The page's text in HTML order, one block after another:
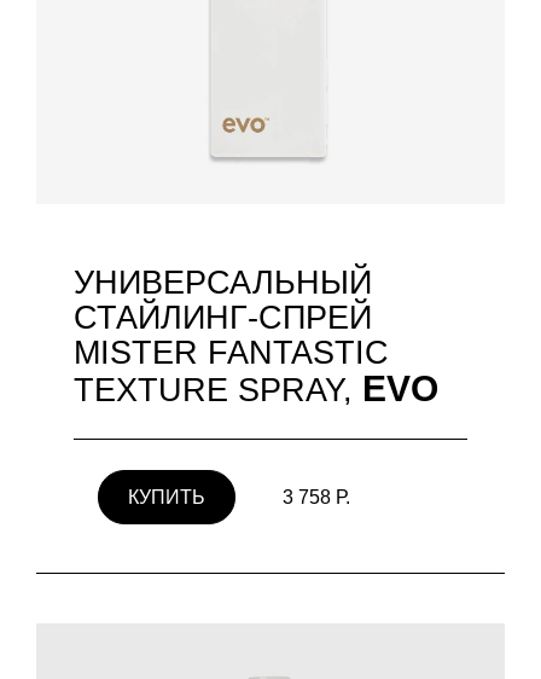
УНИВЕРСАЛЬНЫЙ
СТАЙЛИНГ-СПРЕЙ
MISTER FANTASTIC
TEXTURE SPRAY, EVO
КУПИТЬ 3 758 Р.